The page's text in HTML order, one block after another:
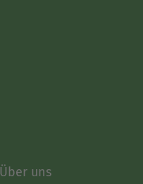
Über uns